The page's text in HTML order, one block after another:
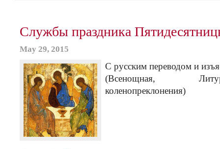
Службы праздника
May 29, 2015
C русским переводом и
(Всенощная,
коленопреклонения)